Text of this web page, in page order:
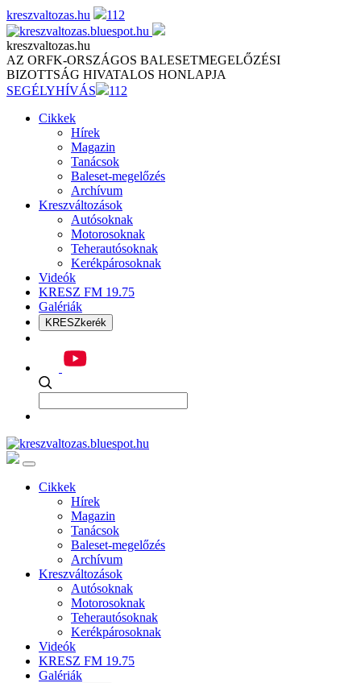
Skip
to
content
kreszvaltozas.hu 112
kreszvaltozas.hu
AZ ORFK-ORSZÁGOS BALESETMEGELŐZÉSI
BIZOTTSÁG HIVATALOS HONLAPJA
SEGÉLYHÍVÁS
112
Cikkek
Hírek
Magazin
Tanácsok
Baleset-megelőzés
Archívum
Kreszváltozások
Autósoknak
Motorosoknak
Teherautósoknak
Kerékpárosoknak
Videók
KRESZ FM 19.75
Galériák
KRESZkerék
Cikkek
Hírek
Magazin
Tanácsok
Baleset-megelőzés
Archívum
Kreszváltozások
Autósoknak
Motorosoknak
Teherautósoknak
Kerékpárosoknak
Videók
KRESZ FM 19.75
Galériák